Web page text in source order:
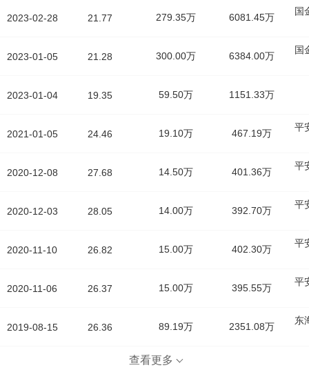
2023-02-28
2023-01-05
2023-01-04
2021-01-05
2020-12-08
2020-12-03
2020-11-10
2020-11-06
2019-08-15
21.77 279.35万 6081.45万
国
21.28 300.00万 6384.00万
国
19.35 59.50万 1151.33万
24.46 19.10万 467.19万
平
27.68 14.50万 401.36万
平
28.05 14.00万 392.70万
平
26.82 15.00万 402.30万
平
26.37 15.00万 395.55万
平
26.36 89.19万 2351.08万
东
查看更多